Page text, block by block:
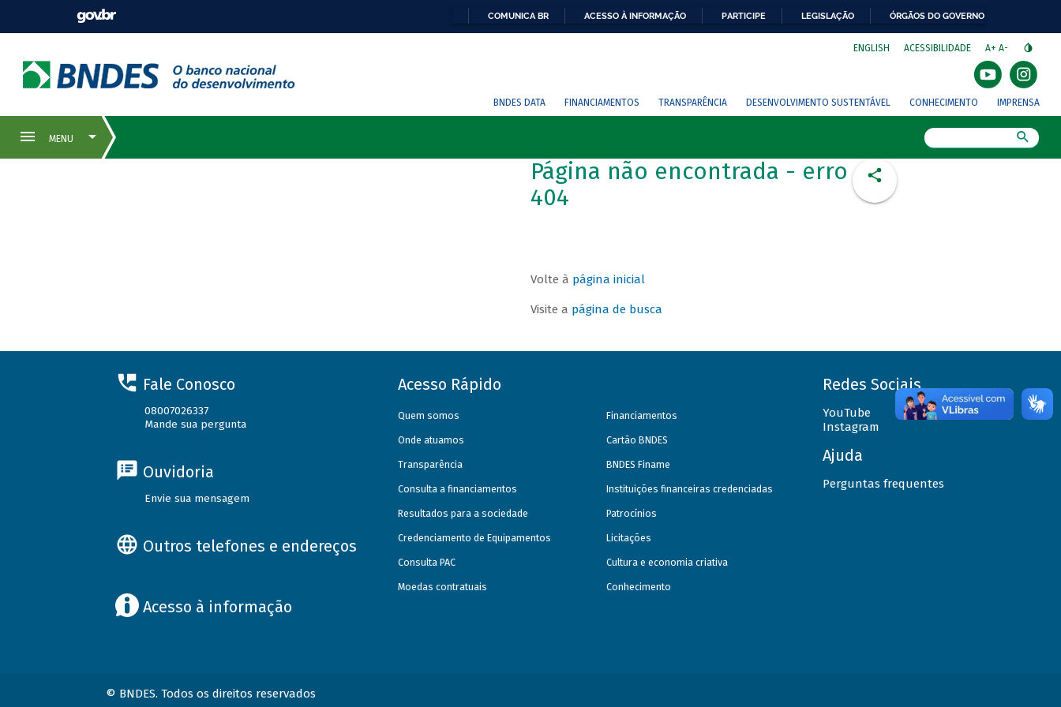
COMUNICA BR ACESSO À INFORMAÇÃO PARTICIPE LEGISLAÇÃO ÓRGÃOS DO GOVERNO
ENGLISH ACESSIBILIDADE A+ A-
BNDES DATA FINANCIAMENTOS TRANSPARÊNCIA DESENVOLVIMENTO SUSTENTÁVEL CONHECIMENTO IMPRENSA
Página não encontrada - erro
404
Volte à página inicial
Visite a página de busca
Fale Conosco
08007026337
Mande sua pergunta
Ouvidoria
Envie sua mensagem
Outros telefones e endereços
Acesso à informação
Acesso Rápido
Quem somos
Onde atuamos
Transparência
Consulta a financiamentos
Resultados para a sociedade
Credenciamento de Equipamentos
Consulta PAC
Moedas contratuais
Financiamentos
Cartão BNDES
BNDES Finame
Instituições financeiras credenciadas
Patrocínios
Licitações
Cultura e economia criativa
Conhecimento
Redes Sociais
YouTube
Instagram
Ajuda
Perguntas frequentes
© BNDES. Todos os direitos reservados